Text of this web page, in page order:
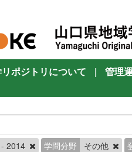
ポジトリについて |
管理
2014 学問分野 その他